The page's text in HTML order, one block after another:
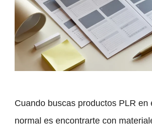
Cuando buscas productos PLR en
normal es encontrarte con